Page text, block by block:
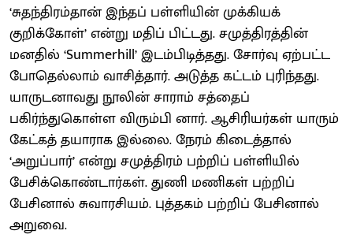
‘சுதந்திரம்தான் இந்தப் பள்ளியின் முக்கியக்
குறிக்கோள்’ என்று மதிப் பிட்டது. சமுத்திரத்தின்
மனதில் ‘Summerhill’ இடம்பிடித்தது. சோர்வு ஏற்பட்ட
போதெல்லாம் வாசித்தார். அடுத்த கட்டம் புரிந்தது.
யாருடனாவது நூலின் சாராம் சத்தைப்
பகிர்ந்துகொள்ள விரும்பி னார். ஆசிரியர்கள் யாரும்
கேட்கத் தயாராக இல்லை. நேரம் கிடைத்தால்
‘அறுப்பார்’ என்று சமுத்திரம் பற்றிப் பள்ளியில்
பேசிக்கொண்டார்கள். துணி மணிகள் பற்றிப்
பேசினால் சுவாரசியம். புத்தகம் பற்றிப் பேசினால்
அறுவை.